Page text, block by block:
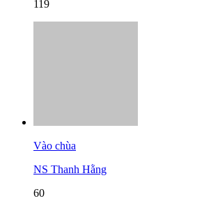
119
Vào chùa
NS Thanh Hằng
60